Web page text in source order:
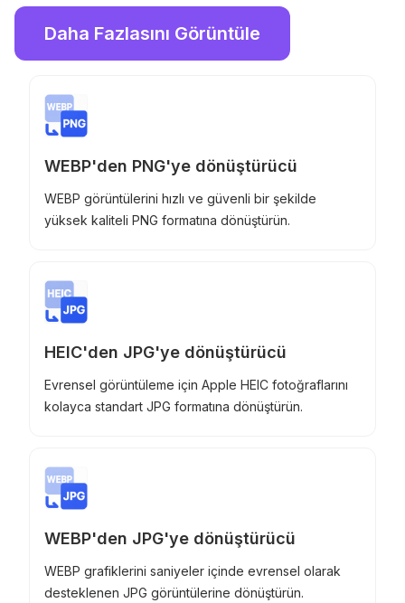
Daha Fazlasını Görüntüle
WEBP'den PNG'ye dönüştürücü
WEBP görüntülerini hızlı ve güvenli bir şekilde
yüksek kaliteli PNG formatına dönüştürün.
HEIC'den JPG'ye dönüştürücü
Evrensel görüntüleme için Apple HEIC fotoğraflarını
kolayca standart JPG formatına dönüştürün.
WEBP'den JPG'ye dönüştürücü
WEBP grafiklerini saniyeler içinde evrensel olarak
desteklenen JPG görüntülerine dönüştürün.